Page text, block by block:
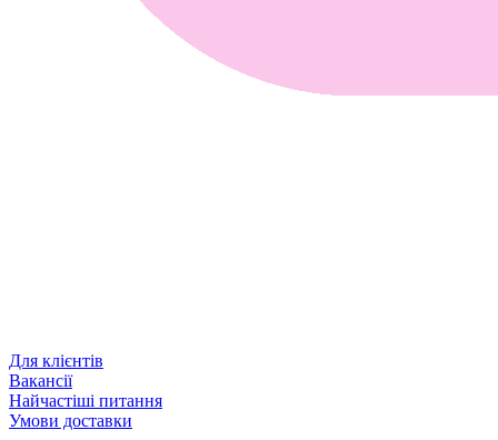
Для клієнтів
Вакансії
Найчастіші питання
Умови доставки